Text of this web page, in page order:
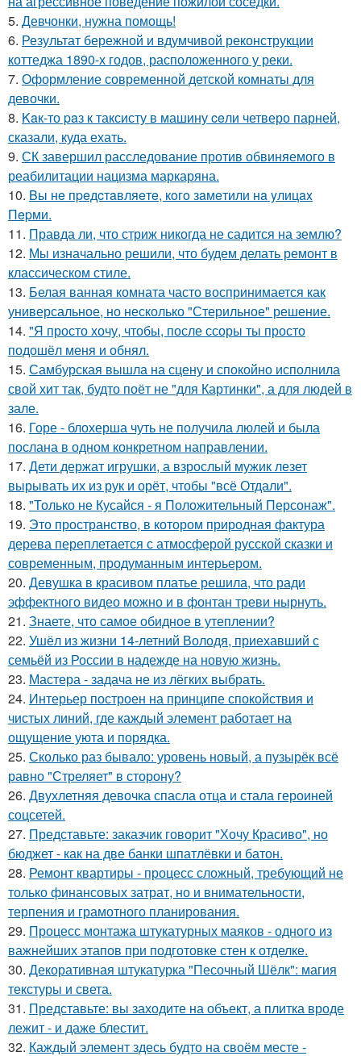
5. Девчонки, нужна помощь!
6. Результат бережной и вдумчивой реконструкции
коттеджа 1890-х годов, расположенного у реки.
7. Оформление современной детской комнаты для
девочки.
8. Kaк-то paз к таксисту в машину ceли четверо парней,
сказали, куда ехать.
9. СК завершил расследование против обвиняемого в
реабилитации нацизма маркаряна.
10. Bы нe пpeдcтaвляeтe, кoгo зaмeтили нa yлицax
Пepми.
11. Правда ли, что стриж никогда не садится на землю?
12. Мы изначально решили, что будем делать ремонт в
классическом стиле.
13. Белая ванная комната часто воспринимается как
универсальное, но несколько "Стерильное" решение.
14. "Я просто хочу, чтобы, после ссоры ты просто
подошёл меня и обнял.
15. Самбурская вышла на сцену и спокойно исполнила
свой хит так, будто поёт не "для Картинки", а для людей в
зале.
16. Горе - блохерша чуть не получила люлей и была
послана в одном конкретном направлении.
17. Дети держат игрушки, а взрослый мужик лезет
вырывать их из рук и орёт, чтобы "всё Отдали".
18. "Только не Кусайся - я Положительный Персонаж".
19. Это пространство, в котором природная фактура
дерева переплетается с атмосферой русской сказки и
современным, продуманным интерьером.
20. Девушка в красивом платье решила, что ради
эффектного видео можно и в фонтан треви нырнуть.
21. Знаете, что самое обидное в утеплении?
22. Ушёл из жизни 14-летний Володя, приехавший с
семьёй из России в надежде на новую жизнь.
23. Мастера - задача не из лёгких выбрать.
24. Интерьер построен на принципе спокойствия и
чистых линий, где каждый элемент работает на
ощущение уюта и порядка.
25. Сколько раз бывало: уровень новый, а пузырёк всё
равно "Стреляет" в сторону?
26. Двухлетняя девочка спасла отца и стала героиней
соцсетей.
27. Представьте: заказчик говорит "Хочу Красиво", но
бюджет - как на две банки шпатлёвки и батон.
28. Ремонт квартиры - процесс сложный, требующий не
только финансовых затрат, но и внимательности,
терпения и грамотного планирования.
29. Процесс монтажа штукатурных маяков - одного из
важнейших этапов при подготовке стен к отделке.
30. Декоративная штукатурка "Песочный Шёлк": магия
текстуры и света.
31. Представьте: вы заходите на объект, а плитка вроде
лежит - и даже блестит.
32. Каждый элемент здесь будто на своём месте -